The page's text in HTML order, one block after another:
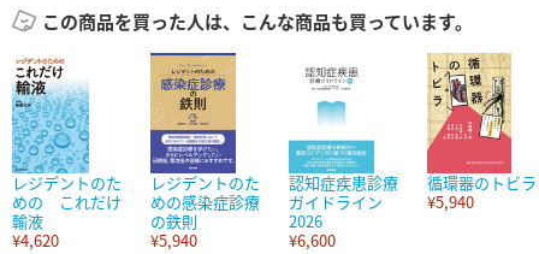
この商品を買った人は、こんな商品も買っています。
レジデントのた
めの これだけ
輸液
¥4,620
レジデントのた
めの感染症診療
の鉄則
¥5,940
認知症疾患診療
ガイドライン
2026
¥6,600
循環器のトビラ
¥5,940